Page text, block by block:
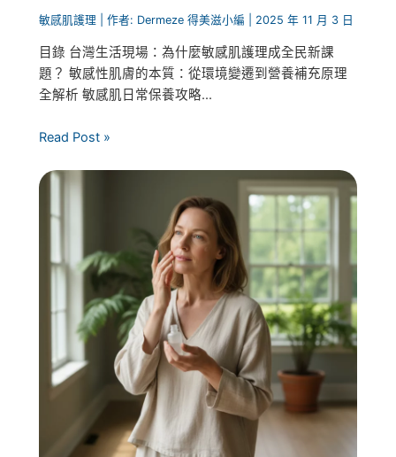
敏感肌護理 | 作者: Dermeze 得美滋小編 2025 年 11 月 3 日
目錄 台灣生活現場：為什麼敏感肌護理成全民新課
題？ 敏感性肌膚的本質：從環境變遷到營養補充原理
全解析 敏感肌日常保養攻略...
Read Post »